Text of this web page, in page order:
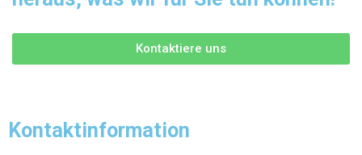
Kontaktiere uns
Kontaktinformation